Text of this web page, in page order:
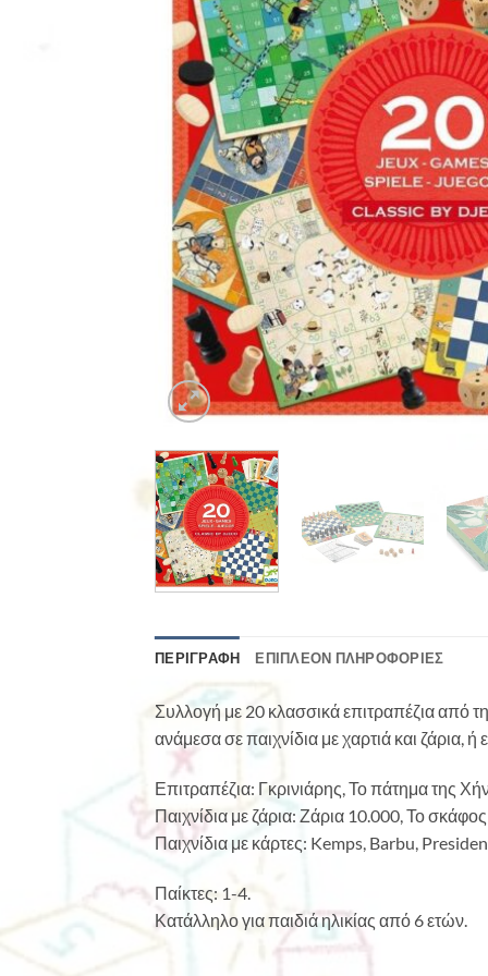
ΠΕΡΙΓΡΑΦΉ ΕΠΙΠΛΈΟΝ ΠΛΗΡΟΦΟΡΊΕΣ
Συλλογή με 20 κλασσικά επιτραπέζια από
ανάμεσα σε παιχνίδια με χαρτιά και ζάρια, ή
Επιτραπέζια: Γκρινιάρης, Το πάτημα της
Παιχνίδια με ζάρια: Ζάρια 10.000, Το
Παιχνίδια με κάρτες: Kemps, Barbu,
Παίκτες: 1-4.
Κατάλληλο για παιδιά ηλικίας από 6 ετών.